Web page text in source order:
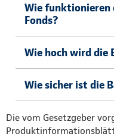
Wie funktionieren
Fonds?
Wie hoch wird die
Wie sicher ist die
Die vom Gesetzgeber